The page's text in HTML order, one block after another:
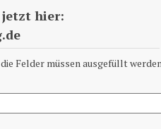
jetzt hier:
die Felder müssen ausgefüllt